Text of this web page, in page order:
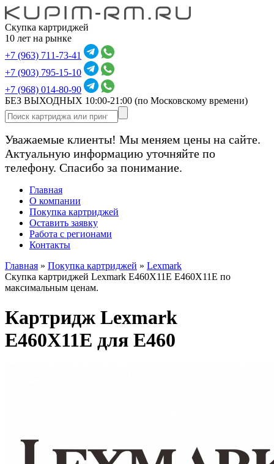
Скупка картриджей
10 лет на рынке
+7 (963) 711-73-41
+7 (903) 795-15-10
+7 (968) 014-80-90
БЕЗ ВЫХОДНЫХ 10:00-21:00 (по Московскому времени)
Уважаемые клиенты! Мы меняем цены на сайте.
Актуальную информацию уточняйте по
телефону. Спасибо за понимание.
Главная
О компании
Покупка картриджей
Оставить заявку
Работа с регионами
Контакты
Главная » Покупка картриджей » Lexmark
Скупка картриджей Lexmark E460X11E E460X11E по
максимальным ценам.
Картридж Lexmark
E460X11E для E460